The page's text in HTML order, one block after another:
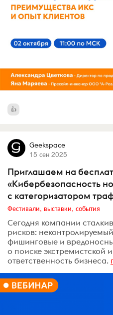
Geekspace
15 сен 2025
Приглашаем на
«Кибербезопасность
с категоризатором
Фестивали, выставки, события
Сегодня компании
рисков:
фишинговые и
о поиске
ответственность бизнеса.